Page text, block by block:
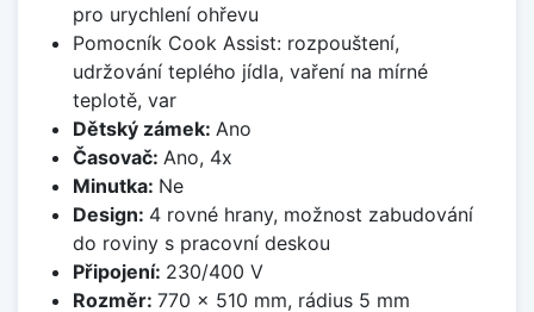
pro urychlení ohřevu
Pomocník Cook Assist: rozpouštení,
udržování teplého jídla, vaření na mírné
teplotě, var
Dětský zámek: Ano
Časovač: Ano, 4x
Minutka: Ne
Design: 4 rovné hrany, možnost zabudování
do roviny s pracovní deskou
Připojení: 230/400 V
Rozměr: 770 x 510 mm, rádius 5 mm